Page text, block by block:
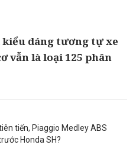
dáng tương tự xe
vẫn là loại 125 phân
tiến, Piaggio Medley ABS
Honda SH?